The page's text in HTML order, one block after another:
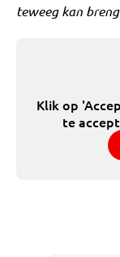
teweeg kan
Klik op
te